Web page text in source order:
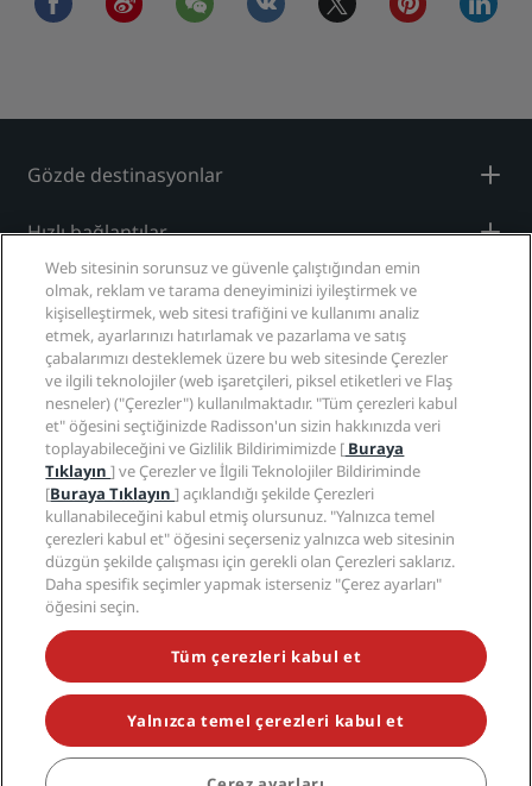
facebookweibo wechat vkontaktetwitter pinterest
Gözde destinasyonlar
Hızlı bağlantılar
Seyahat profesyonelleri
Kurumsal
Yasal
Yardım
Sosyal medya
Radisson Hotels Markaları
tiktok instagram
youtube
POPÜLER KAMPANYALARIMIZI KAÇIRMAYIN
Web sitesinin sorunsuz ve güvenle çalıştığından emin
olmak, reklam ve tarama deneyiminizi iyileştirmek ve
kişiselleştirmek, web sitesi trafiğini ve kullanımı analiz
etmek, ayarlarınızı hatırlamak ve pazarlama ve satış
çabalarımızı desteklemek üzere bu web sitesinde Çerezler
ve ilgili teknolojiler (web işaretçileri, piksel etiketleri ve Flaş
nesneler) ("Çerezler") kullanılmaktadır. "Tüm çerezleri kabul
et" öğesini seçtiğinizde Radisson'un sizin hakkınızda veri
toplayabileceğini ve Gizlilik Bildirimimizde [ Buraya
Tıklayın] ve Çerezler ve İlgili Teknolojiler Bildiriminde
[Buraya Tıklayın] açıklandığı şekilde Çerezleri
kullanabileceğini kabul etmiş olursunuz. "Yalnızca temel
çerezleri kabul et" öğesini seçerseniz yalnızca web sitesinin
düzgün şekilde çalışması için gerekli olan Çerezleri saklarız.
Daha spesifik seçimler yapmak isterseniz "Çerez ayarları"
öğesini seçin.
Tüm çerezleri kabul et
Yalnızca temel çerezleri kabul et